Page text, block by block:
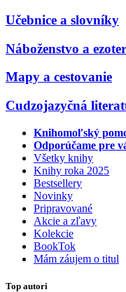
Učebnice a slovníky
Náboženstvo a
Mapy a cestovanie
Cudzojazyčná
Knihomoľský
Odporúčame pre
Všetky knihy
Knihy roka 2025
Bestsellery
Novinky
Pripravované
Akcie a zľavy
Kolekcie
BookTok
Mám záujem o titul
Top autori